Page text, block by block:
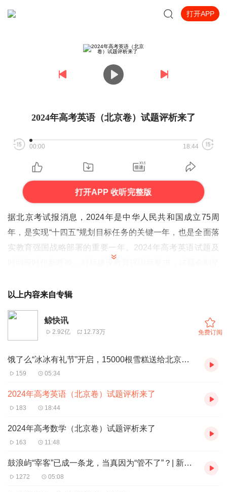
打开APP
2024年高考英语（北京卷）试题评析来了
00:00 18:44
打开APP 收听完整版
据北京考试报消息，2024年是中华人民共和国成立75周
年，是实现“十四五”规划目标任务的关键一年，也是全面落
实教育强国战略部署的重要一年。2024年高考英语试题及
课程标准》和高校人才选拔要求为依据，结合中学英语教学
实际，守正创新，稳中求进，全面落实立德树人根本任务，
凸显价值引领，强化试题“培根铸魂”的育人功能；充分发挥
试题的教学导向作用，彰显新课程理念，坚持“素养立意”，
促进学生的全面发展。
01 凸显价值引领，强化铸魂育人功能
务，引导考生践行社会主义核心价值观，积极传播正能量，
主义建设者和接班人，充分体现了高考的育人功能和价值导
向。
润物无声，突出以“文”化人的底色。
2024年高考英语试题在选材上兼顾教育性、人文性、知识
以上内容来自专辑
鲸快讯
2.92亿 12.73万 免费订阅
饿了么“冰冰有礼节”开启，15000根雪糕送给北京户外劳动者
159 05:34
2024年高考英语（北京卷）试题评析来了
183 18:44
2024年高考数学（北京卷）试题评析来了
163 11:48
鼓浪屿“宰客”已成一条龙，当真因为“管不了”？| 新京报快评
1272 05:08